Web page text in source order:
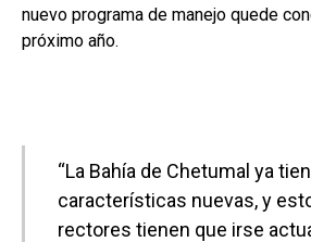
nuevo programa de manejo quede
próximo año.
“La Bahía de Chetumal ya
características nuevas, y
rectores tienen que irse